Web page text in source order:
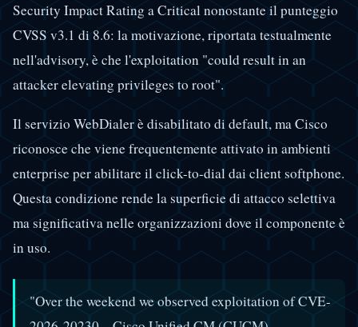
Security Impact Rating a Critical nonostante il punteggio
CVSS v3.1 di 8.6: la motivazione, riportata testualmente
nell'advisory, è che l'exploitation "could result in an
attacker elevating privileges to root".
Il servizio WebDialer è disabilitato di default, ma Cisco
riconosce che viene frequentemente attivato in ambienti
enterprise per abilitare il click-to-dial dai client softphone.
Questa condizione rende la superficie di attacco selettiva
ma significativa nelle organizzazioni dove il componente è
in uso.
"Over the weekend we observed exploitation of CVE-